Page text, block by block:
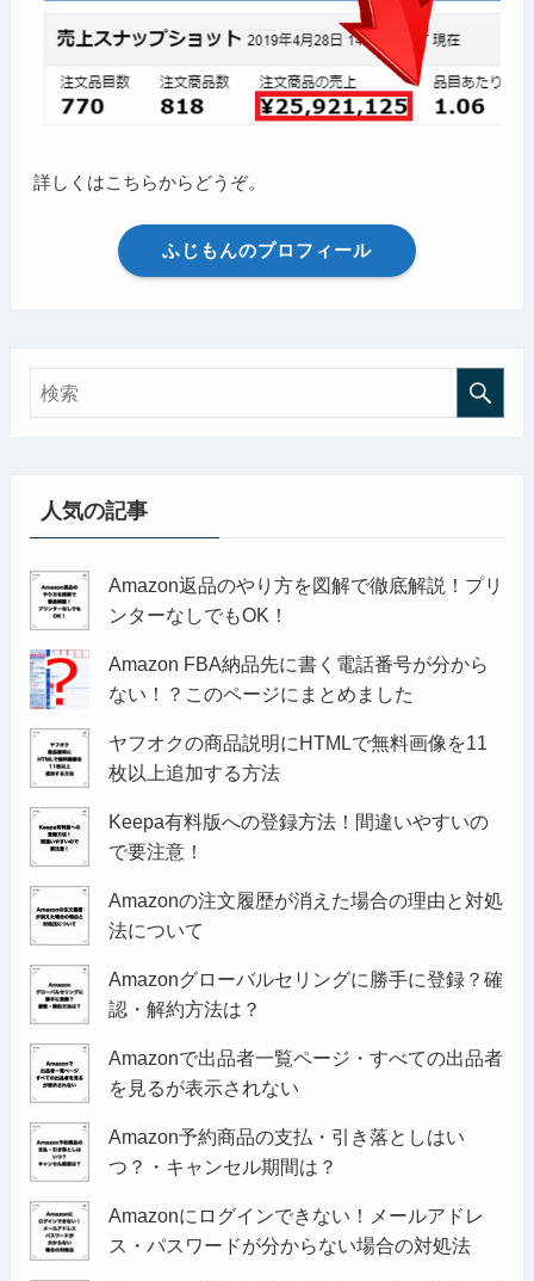
詳しくはこちらからどうぞ。
ふじもんのプロフィール
人気の記事
Amazon返品のやり方を図解で徹底解説！プリ
ンターなしでもOK！
Amazon FBA納品先に書く電話番号が分から
ない！？このページにまとめました
ヤフオクの商品説明にHTMLで無料画像を11
枚以上追加する方法
Keepa有料版への登録方法！間違いやすいの
で要注意！
Amazonの注文履歴が消えた場合の理由と対処
法について
Amazonグローバルセリングに勝手に登録？確
認・解約方法は？
Amazonで出品者一覧ページ・すべての出品者
を見るが表示されない
Amazon予約商品の支払・引き落としはい
つ？・キャンセル期間は？
Amazonにログインできない！メールアドレ
ス・パスワードが分からない場合の対処法